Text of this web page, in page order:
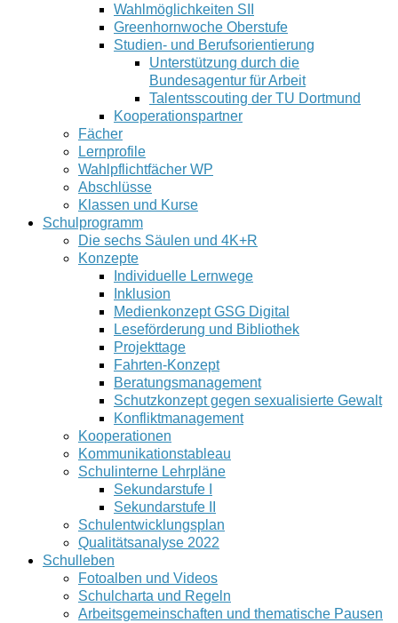
Wahlmöglichkeiten SII
Greenhornwoche Oberstufe
Studien- und Berufsorientierung
Unterstützung durch die
Bundesagentur für Arbeit
Talentsscouting der TU Dortmund
Kooperationspartner
Fächer
Lernprofile
Wahlpflichtfächer WP
Abschlüsse
Klassen und Kurse
Schulprogramm
Die sechs Säulen und 4K+R
Konzepte
Individuelle Lernwege
Inklusion
Medienkonzept GSG Digital
Leseförderung und Bibliothek
Projekttage
Fahrten-Konzept
Beratungsmanagement
Schutzkonzept gegen sexualisierte Gewalt
Konfliktmanagement
Kooperationen
Kommunikationstableau
Schulinterne Lehrpläne
Sekundarstufe I
Sekundarstufe II
Schulentwicklungsplan
Qualitätsanalyse 2022
Schulleben
Fotoalben und Videos
Schulcharta und Regeln
Arbeitsgemeinschaften und thematische Pausen